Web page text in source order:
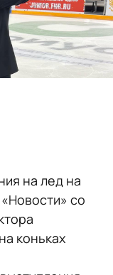
на лед на
со
коньках